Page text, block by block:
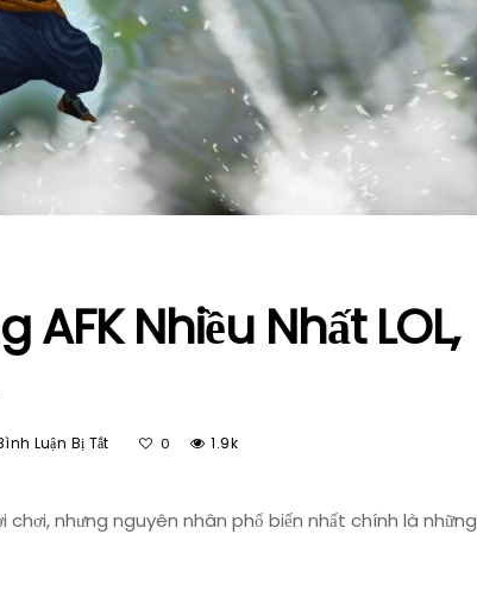
AFK Nhiều Nhất LOL,
Luận Bị Tắt
Top
0 1.9k
chơi, nhưng nguyên nhân phổ biến nhất chính là những